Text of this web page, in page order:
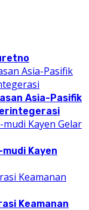
Asia-Pasifik
Kayen
Keamanan